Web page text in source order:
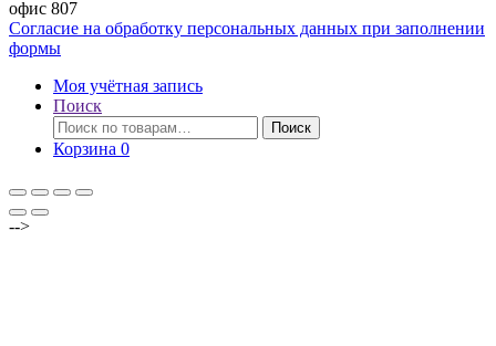
офис 807
Согласие на обработку персональных данных при заполнении
формы
Моя учётная запись
Поиск
Искать:
Поиск
Корзина 0
-->